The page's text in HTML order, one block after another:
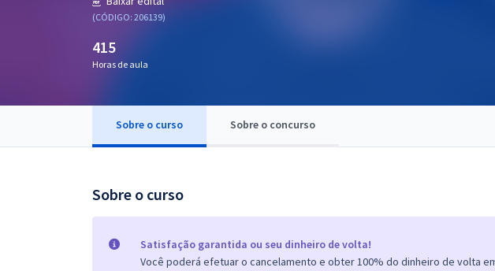
Conteúdo gratuito
(CÓDIGO: 206139)
415
Horas de aula
Sobre o curso Sobre o concurso
Sobre o curso
Satisfação garantida ou seu dinheiro de volta!
Você poderá efetuar o cancelamento e obter 100% do dinheiro de volta